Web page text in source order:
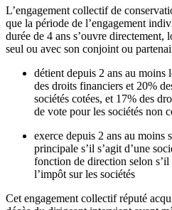
L’engagement collectif de
que la période de l’engagement
durée de 4 ans s’ouvre directement,
seul ou avec son conjoint ou
détient depuis 2 ans au moins
des droits financiers et 20%
sociétés cotées, et 17% des
de vote pour les sociétés non
exerce depuis 2 ans au moins
principale s’il s’agit d’une
fonction de direction selon s’il
l’impôt sur les sociétés
Cet engagement collectif réputé